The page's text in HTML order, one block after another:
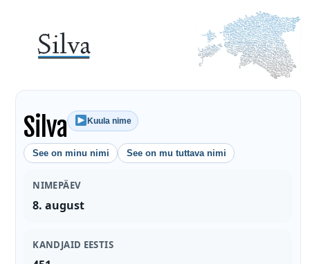
Silva Kuula nime
See on minu nimi See on mu tuttava nimi
NIMEPÄEV
8. august
KANDJAID EESTIS